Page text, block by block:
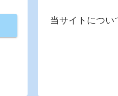
当サイトについ